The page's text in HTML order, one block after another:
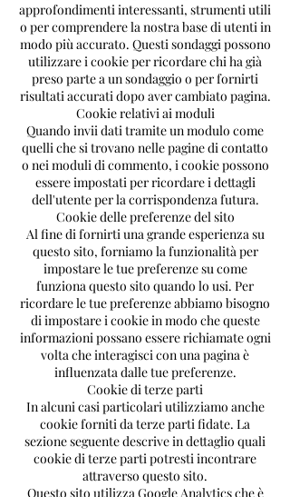
approfondimenti interessanti, strumenti utili
o per comprendere la nostra base di utenti in
modo più accurato. Questi sondaggi possono
utilizzare i cookie per ricordare chi ha già
preso parte a un sondaggio o per fornirti
risultati accurati dopo aver cambiato pagina.
Cookie relativi ai moduli
Quando invii dati tramite un modulo come
quelli che si trovano nelle pagine di contatto
o nei moduli di commento, i cookie possono
essere impostati per ricordare i dettagli
dell'utente per la corrispondenza futura.
Cookie delle preferenze del sito
Al fine di fornirti una grande esperienza su
questo sito, forniamo la funzionalità per
impostare le tue preferenze su come
funziona questo sito quando lo usi. Per
ricordare le tue preferenze abbiamo bisogno
di impostare i cookie in modo che queste
informazioni possano essere richiamate ogni
volta che interagisci con una pagina è
influenzata dalle tue preferenze.
Cookie di terze parti
In alcuni casi particolari utilizziamo anche
cookie forniti da terze parti fidate. La
sezione seguente descrive in dettaglio quali
cookie di terze parti potresti incontrare
attraverso questo sito.
Questo sito utilizza Google Analytics che è